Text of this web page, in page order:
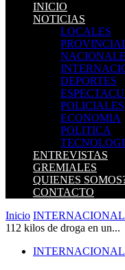
INICIO
NOTICIAS
LOCALES
DEPORTES
POLICIALES
ECONOMIA
POLITICA
ENTREVISTAS
GREMIALES
QUIENES
CONTACTO
Inicio
112 kilos de droga en un...